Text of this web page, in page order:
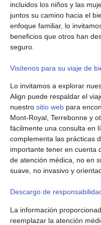
incluidos los niños y las
juntos su camino hacia el
enfoque familiar, lo
beneficios que otros han
seguro.
Visítenos para su viaje de
Lo invitamos a explorar
Align puede respaldar el
nuestro sitio web para
Mont-Royal, Terrebonne y
fácilmente una consulta en
complementa las prácticas
importante tener en cuenta
de atención médica, no en
suave, no invasivo y
Descargo de
La información
reemplazar la atención